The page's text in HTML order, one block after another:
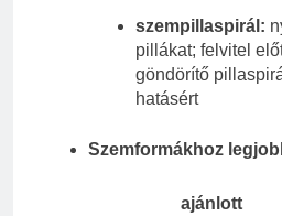
szempillaspirál:
pillákat; felvitel
göndörítő
hatásért
Szemformákhoz
ajánlott